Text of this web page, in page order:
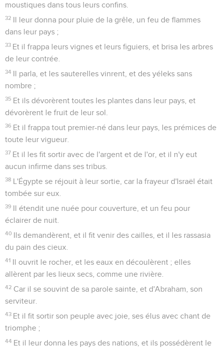
moustiques dans tous leurs confins.
32 Il leur donna pour pluie de la grêle, un feu de flammes
dans leur pays ;
33 Et il frappa leurs vignes et leurs figuiers, et brisa les arbres
de leur contrée.
34 Il parla, et les sauterelles vinrent, et des yéleks sans
nombre ;
35 Et ils dévorèrent toutes les plantes dans leur pays, et
dévorèrent le fruit de leur sol.
36 Et il frappa tout premier-né dans leur pays, les prémices de
toute leur vigueur.
37 Et il les fit sortir avec de l'argent et de l'or, et il n'y eut
aucun infirme dans ses tribus.
38 L'Égypte se réjouit à leur sortie, car la frayeur d'Israël était
tombée sur eux.
39 Il étendit une nuée pour couverture, et un feu pour
éclairer de nuit.
40 Ils demandèrent, et il fit venir des cailles, et il les rassasia
du pain des cieux.
41 Il ouvrit le rocher, et les eaux en découlèrent ; elles
allèrent par les lieux secs, comme une rivière.
42 Car il se souvint de sa parole sainte, et d'Abraham, son
serviteur.
43 Et il fit sortir son peuple avec joie, ses élus avec chant de
triomphe ;
44 Et il leur donna les pays des nations, et ils possédèrent le